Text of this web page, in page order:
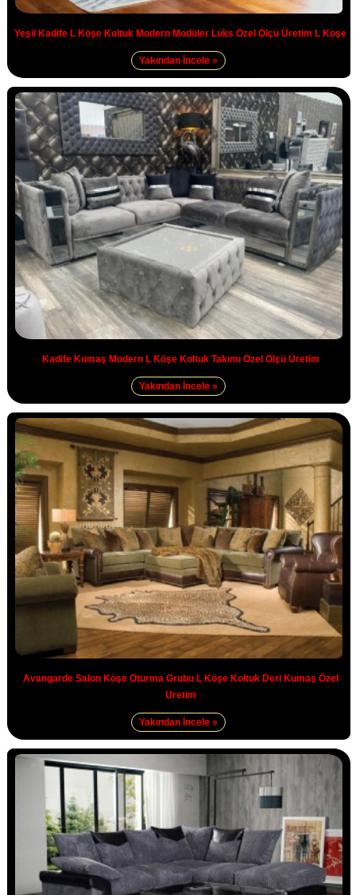
Yeşil Kadife L Köşe Koltuk Modern Modüler Lüks Özel Ölçü Üretim L Köşe
Yakından İncele »
Kadife Kumaş Modern L Köşe Koltuk Takımı Özel Ölçü Üretim
Yakından İncele »
Avangarde Salon Köşe Oturma Grubu L Köşe Koltuk Deri Kumaş Özel
Üretim
Yakından İncele »